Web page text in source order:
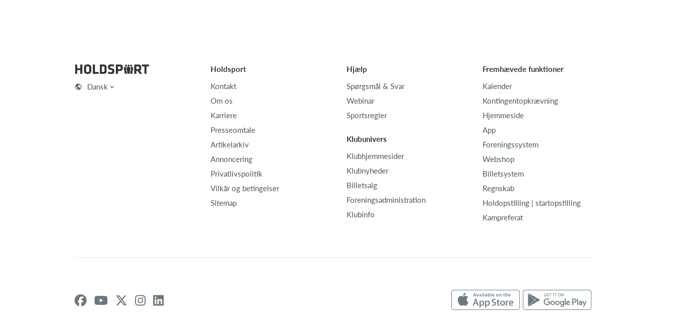
Dansk
Holdsport
Kontakt
Om os
Karriere
Presseomtale
Artikelarkiv
Annoncering
Privatlivspolitik
Vilkår og betingelser
Sitemap
Hjælp
Spørgsmål & Svar
Webinar
Sportsregler
Klubunivers
Klubhjemmesider
Klubnyheder
Billetsalg
Foreningsadministration
Klubinfo
Fremhævede funktioner
Kalender
Kontingentopkrævning
Hjemmeside
App
Foreningssystem
Webshop
Billetsystem
Regnskab
Holdopstilling | startopstilling
Kampreferat